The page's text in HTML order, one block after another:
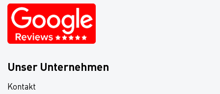
Unser Unternehmen
Kontakt